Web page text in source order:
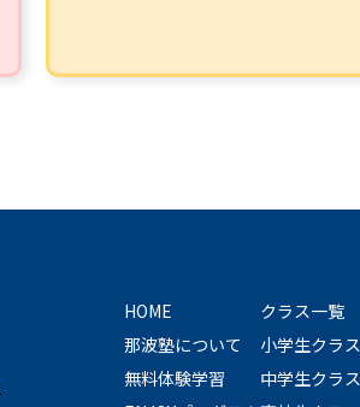
HOME
那波塾について
無料体験学習
クラス一覧
小学生クラス
中学生クラス